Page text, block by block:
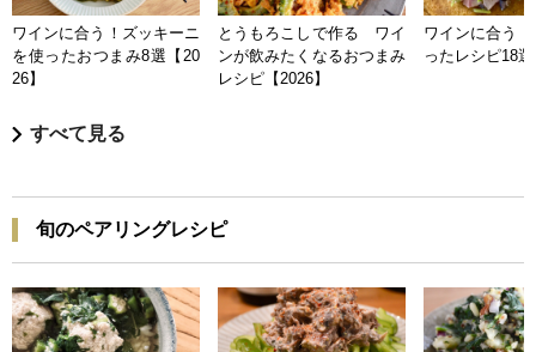
ワインに合う！ズッキーニ
を使ったおつまみ8選【20
26】
とうもろこしで作る ワイ
ンが飲みたくなるおつまみ
レシピ【2026】
ワインに合う
ったレシピ18
すべて見る
旬のペアリングレシピ